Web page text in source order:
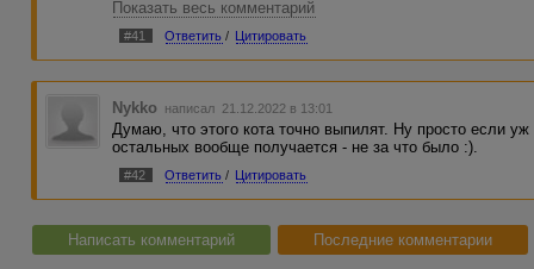
Показать весь комментарий
#41 Ответить / Цитировать
Nykko написал 21.12.2022 в 13:01
Думаю, что этого кота точно выпилят. Ну просто если уж
остальных вообще получается - не за что было :).
#42 Ответить / Цитировать
Написать комментарий Последние комментарии